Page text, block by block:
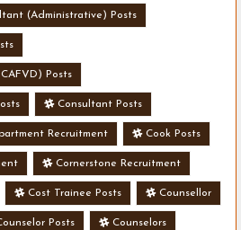
(Administrative) Posts
Posts
Consultant Posts
Recruitment Cook Posts
Cornerstone Recruitment
Cost Trainee Posts Counsellor
Posts Counselors